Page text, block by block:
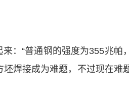
“普通钢的强度为355兆帕，
焊接成为难题，不过现在难